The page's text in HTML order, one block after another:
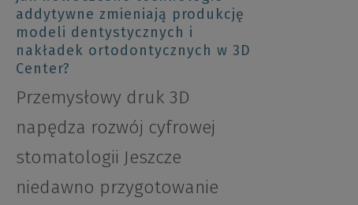
addytywne zmieniają produkcję
modeli dentystycznych i
nakładek ortodontycznych w 3D
Center?
Przemysłowy druk 3D
napędza rozwój cyfrowej
stomatologii Jeszcze
niedawno przygotowanie